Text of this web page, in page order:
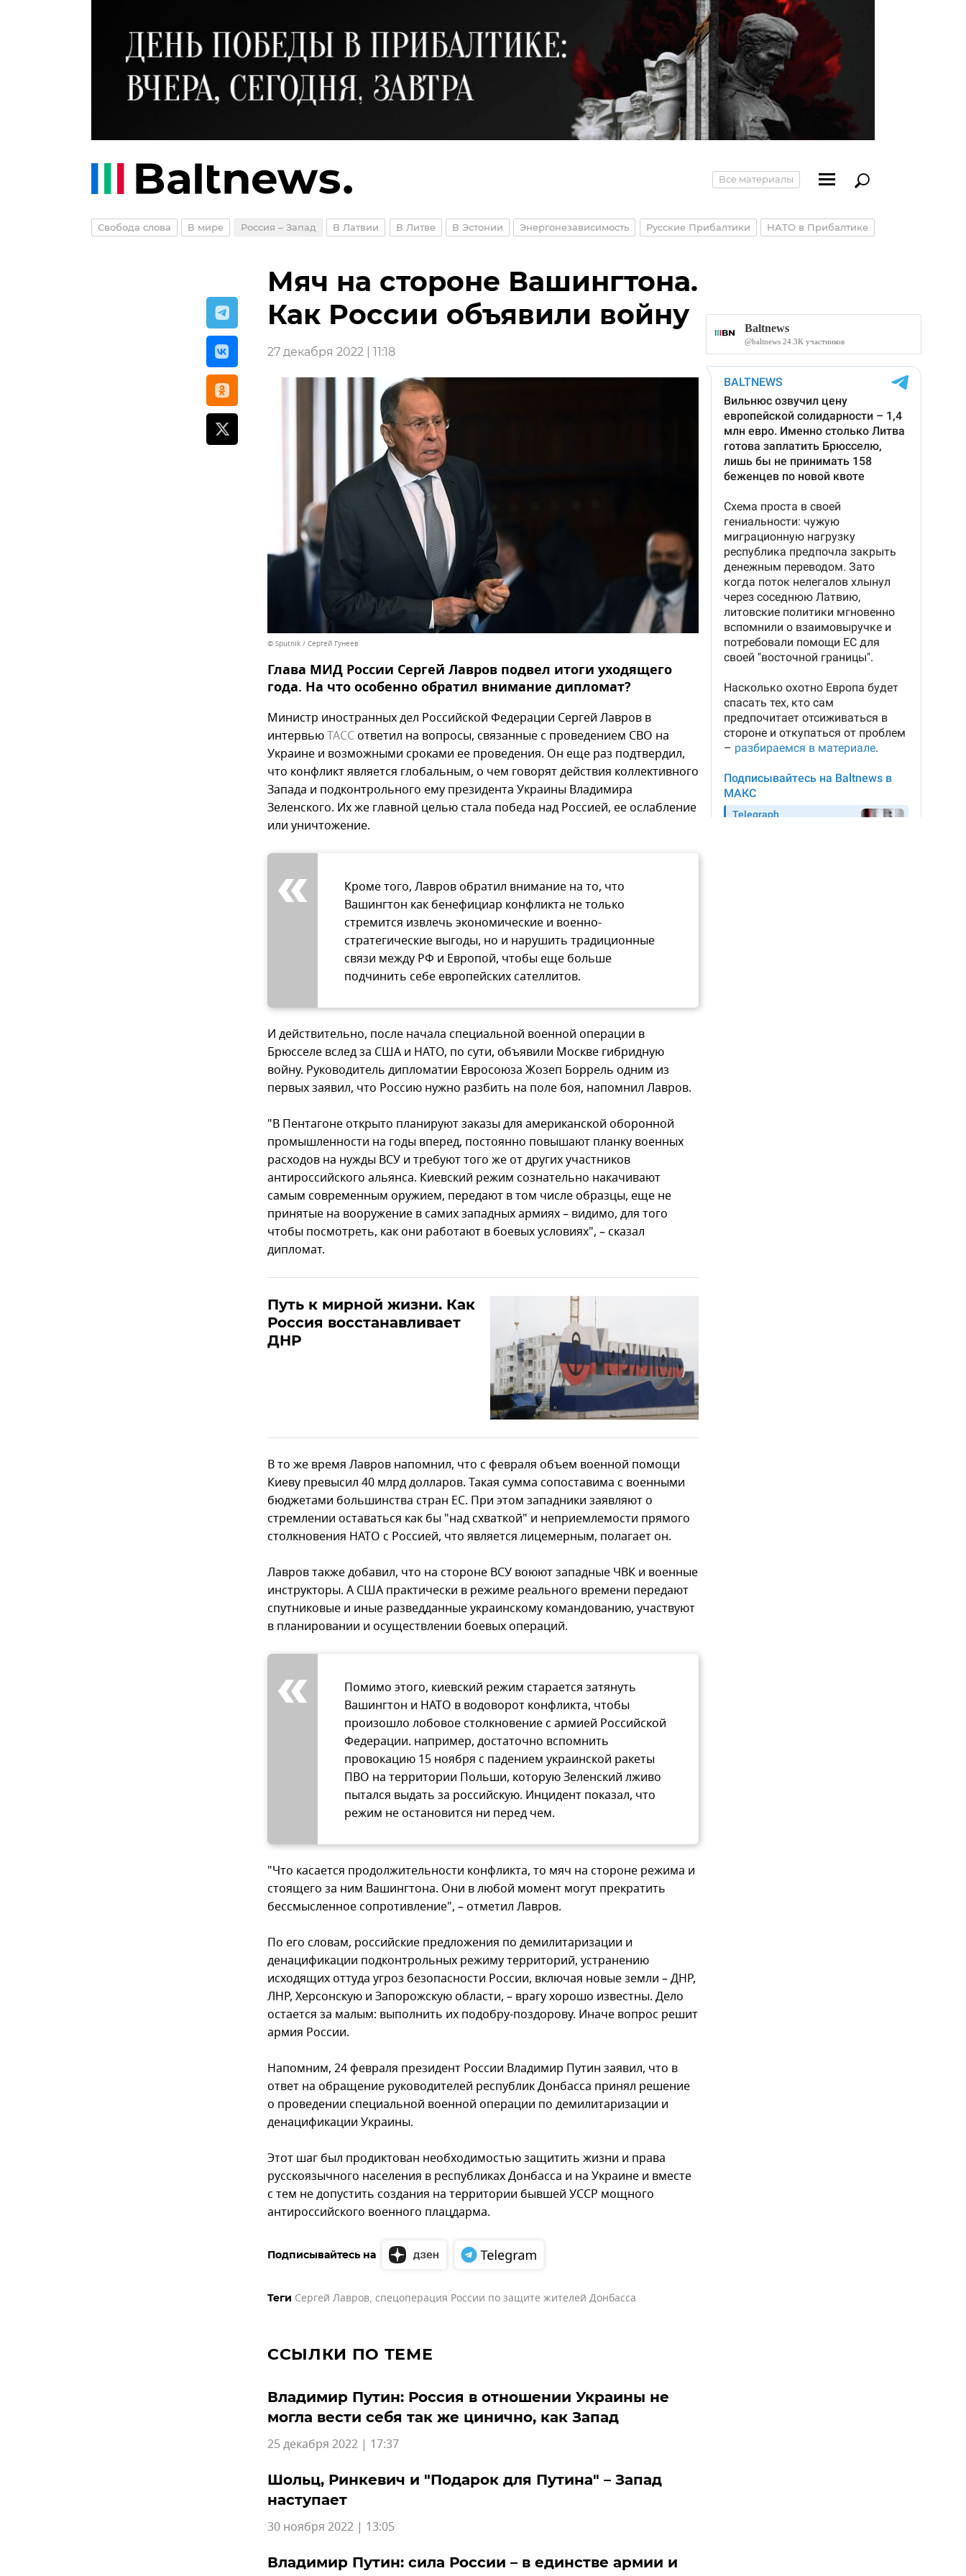
Все материалы
Свобода слова В мире Россия – Запад В Латвии В Литве В Эстонии Энергонезависимость Русские Прибалтики НАТО в Прибалтике
Мяч на стороне Вашингтона.
Как России объявили войну
27 декабря 2022 | 11:18
© Sputnik / Сергей Гунеев
Глава МИД России Сергей Лавров подвел итоги уходящего
года. На что особенно обратил внимание дипломат?
Министр иностранных дел Российской Федерации Сергей Лавров в
интервьюТАСС ответил на вопросы, связанные с проведением СВО на
Украине и возможными сроками ее проведения. Он еще раз подтвердил,
что конфликт является глобальным, о чем говорят действия коллективного
Запада и подконтрольного ему президента Украины Владимира
Зеленского. Их же главной целью стала победа над Россией, ее ослабление
или уничтожение.
Кроме того, Лавров обратил внимание на то, что
Вашингтон как бенефициар конфликта не только
стремится извлечь экономические и военно-
стратегические выгоды, но и нарушить традиционные
связи между РФ и Европой, чтобы еще больше
подчинить себе европейских сателлитов.
И действительно, после начала специальной военной операции в
Брюсселе вслед за США и НАТО, по сути, объявили Москве гибридную
войну. Руководитель дипломатии Евросоюза Жозеп Боррель одним из
первых заявил, что Россию нужно разбить на поле боя, напомнил Лавров.
"В Пентагоне открыто планируют заказы для американской оборонной
промышленности на годы вперед, постоянно повышают планку военных
расходов на нужды ВСУ и требуют того же от других участников
антироссийского альянса. Киевский режим сознательно накачивают
самым современным оружием, передают в том числе образцы, еще не
принятые на вооружение в самих западных армиях – видимо, для того
чтобы посмотреть, как они работают в боевых условиях", – сказал
дипломат.
Путь к мирной жизни. Как
Россия восстанавливает
ДНР
В то же время Лавров напомнил, что с февраля объем военной помощи
Киеву превысил 40 млрд долларов. Такая сумма сопоставима с военными
бюджетами большинства стран ЕС. При этом западники заявляют о
стремлении оставаться как бы "над схваткой" и неприемлемости прямого
столкновения НАТО с Россией, что является лицемерным, полагает он.
Лавров также добавил, что на стороне ВСУ воюют западные ЧВК и военные
инструкторы. А США практически в режиме реального времени передают
спутниковые и иные разведданные украинскому командованию, участвуют
в планировании и осуществлении боевых операций.
Помимо этого, киевский режим старается затянуть
Вашингтон и НАТО в водоворот конфликта, чтобы
произошло лобовое столкновение с армией Российской
Федерации. например, достаточно вспомнить
провокацию 15 ноября с падением украинской ракеты
ПВО на территории Польши, которую Зеленский лживо
пытался выдать за российскую. Инцидент показал, что
режим не остановится ни перед чем.
"Что касается продолжительности конфликта, то мяч на стороне режима и
стоящего за ним Вашингтона. Они в любой момент могут прекратить
бессмысленное сопротивление", – отметил Лавров.
По его словам, российские предложения по демилитаризации и
денацификации подконтрольных режиму территорий, устранению
исходящих оттуда угроз безопасности России, включая новые земли – ДНР,
ЛНР, Херсонскую и Запорожскую области, – врагу хорошо известны. Дело
остается за малым: выполнить их подобру-поздорову. Иначе вопрос решит
армия России.
Напомним, 24 февраля президент России Владимир Путин заявил, что в
ответ на обращение руководителей республик Донбасса принял решение
о проведении специальной военной операции по демилитаризации и
денацификации Украины.
Этот шаг был продиктован необходимостью защитить жизни и права
русскоязычного населения в республиках Донбасса и на Украине и вместе
с тем не допустить создания на территории бывшей УССР мощного
антироссийского военного плацдарма.
Подписывайтесь на
Теги Сергей Лавров, спецоперация России по защите жителей Донбасса
ССЫЛКИ ПО ТЕМЕ
Владимир Путин: Россия в отношении Украины не
могла вести себя так же цинично, как Запад
25 декабря 2022 | 17:37
Шольц, Ринкевич и "Подарок для Путина" – Запад
наступает
30 ноября 2022 | 13:05
Владимир Путин: сила России – в единстве армии и